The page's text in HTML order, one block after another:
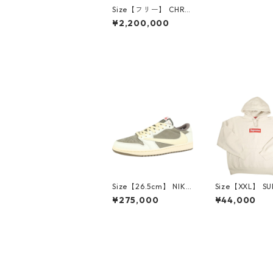
Size【フリー】 CHRO
ME HEARTS クロム・
ハーツ TINY E CH PLS
¥2,200,000
Size【26.5cm】 NIKE
ナイキ ×Travis Scott
AIR JORDAN 1 LOW
¥275,000
Size【XXL】
E シュプリーム
Box Logo
¥44,000